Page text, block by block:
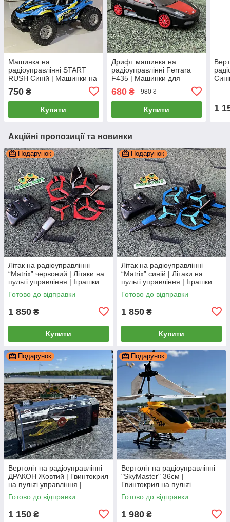
Машинка на
радіоуправлінні START
RUSH Синій | Машинки на
Машина на
радіокеруванні
750 ₴
Купити
Дрифт машинка на
радіоуправлінні Ferrara
F435 | Машинки для
управління | Дрифт
машина на радіокеруванні
680₴ 980 ₴
Купити 1
Акційні пропозиції та новинки
Подарунок
Літак на радіоуправлінні
“Matrix” червоний | Літаки на
пульті управління | Іграшки
на радіокеруванні
Готово до відправки
1 850 ₴
Купити
Подарунок
Літак на радіоуправлінні
“Matrix” синій | Літаки на
пульті управління | Іграшки
на радіокеруванні
Готово до відправки
1 850 ₴
Купити
Подарунок
Вертоліт на радіоуправлінні
ДРАКОН Жовтий | Гвинтокрил
на пульті управління |
Гелікоптер на радіокеруванні
Готово до відправки
1 150 ₴
Подарунок
Вертоліт на радіоуправлінні
"SkyMaster" 36см |
Гвинтокрил на пульті
управління | Гелікоптер на
радіокеруванні
Готово до відправки
1 980 ₴